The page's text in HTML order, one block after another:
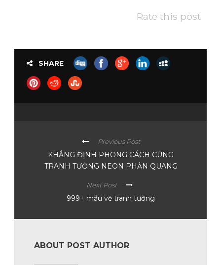
Rate this post
SHARE
Previous Post
KHẲNG ĐỊNH PHONG CÁCH CÙNG
TRANH TƯỜNG NEON PHẢN QUANG
Next Post
999+ mẫu vẽ tranh tường
ABOUT POST AUTHOR